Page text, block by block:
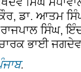
ਡਾ. ਆਤਮ
ਸਿੰਘ,
ਭਾਈ
.